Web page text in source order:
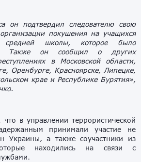
он подтвердил следователю свою
покушения на учащихся
средней школы, которое было
Также он сообщил о других
в Московской области,
Оренбурге, Красноярске, Липецке,
крае и Республике Бурятия»,
что в управлении террористической
принимали участие не
Украины, а также соучастники из
находились на связи с